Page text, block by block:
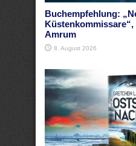
Buchempfehlung:
Amrum
8. August 2026